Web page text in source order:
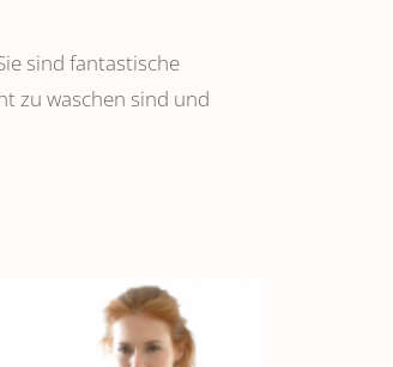
sind fantastische
zu waschen sind und